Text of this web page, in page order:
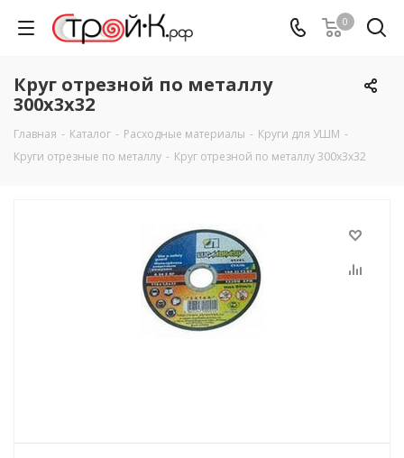
0
Круг отрезной по металлу
300х3х32
Главная - Каталог - Расходные материалы - Круги для УШМ -
Круги отрезные по металлу - Круг отрезной по металлу 300х3х32